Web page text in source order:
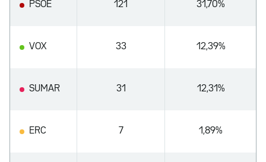
PSOE 121 31,70%
VOX 33 12,39%
SUMAR 31 12,31%
ERC 7 1,89%